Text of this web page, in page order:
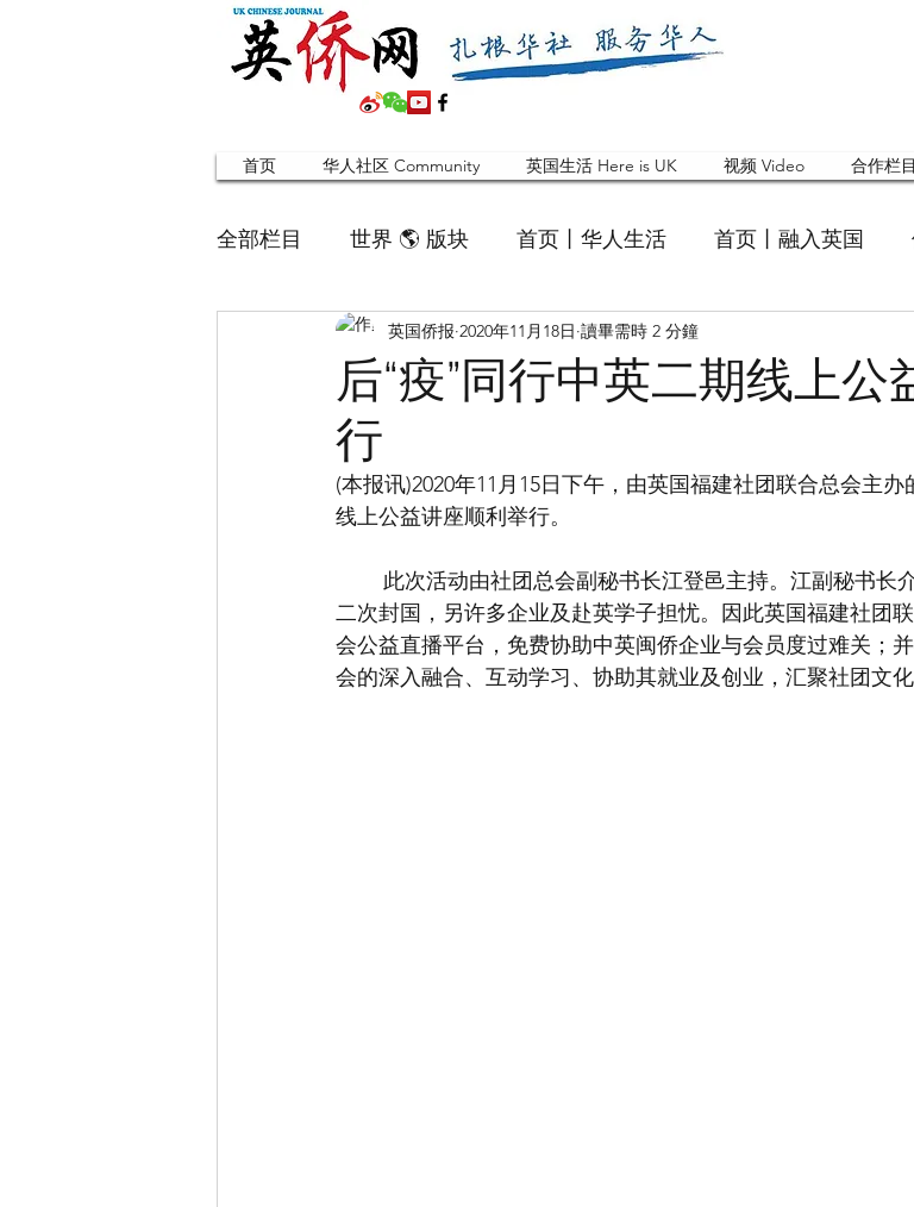
首页 华人社区 Community 英国生活 Here is UK 视频 Video 合作栏
全部栏目 世界 🌎 版块 首页丨华人生活 首页丨融入英国
英国脱宅指南 Time out 英国快乐肥宅指南 Cola
寻找组织 Friends
合作栏目 留学生 英国白金汉大学中国校友会
后“疫”同行中英二期线上
行
英国侨报 2020年11月18日 讀畢需時 2 分鐘
(本报讯)2020年11月15日下午，由英国福建社团联合总会主
线上公益讲座顺利举行。
二次封国，另许多企业及赴英学子担忧。因此英国福建社团
会公益直播平台，免费协助中英闽侨企业与会员度过难关；
会的深入融合、互动学习、协助其就业及创业，汇聚社团文化